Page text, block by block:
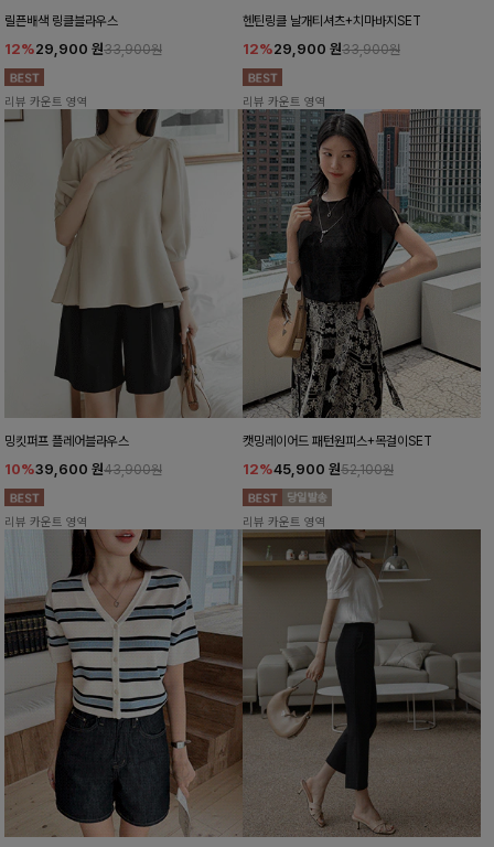
릴픈배색 링클블라우스
12%29,900 원33,900원
리뷰 카운트 영역
헨틴링클 날개티셔츠+치마바지SET
12%29,900 원33,900원
리뷰 카운트 영역
밍킷퍼프 플레어블라우스
10%39,600 원43,900원
리뷰 카운트 영역
캣밍레이어드 패턴원피스+목걸이SET
12%45,900 원52,100원
리뷰 카운트 영역